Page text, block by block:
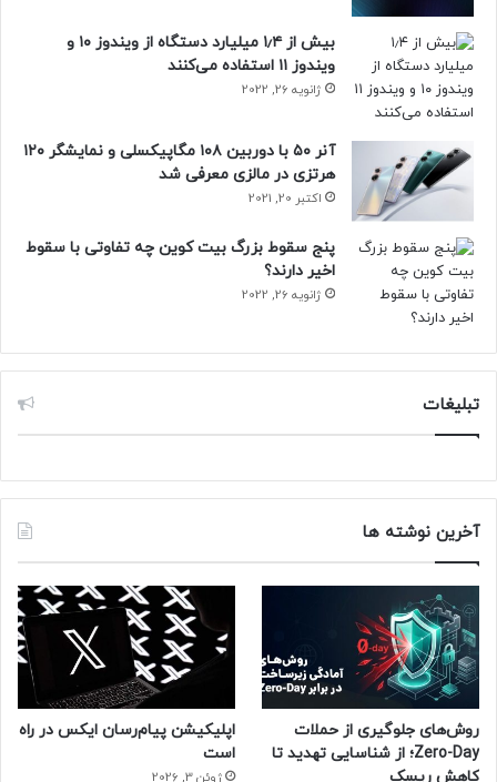
بیش از ۱٫۴ میلیارد دستگاه از ویندوز ۱۰ و
ویندوز ۱۱ استفاده می‌کنند
ژانویه 26, 2022
آنر ۵۰ با دوربین ۱۰۸ مگاپیکسلی و نمایشگر ۱۲۰
هرتزی در مالزی معرفی شد
اکتبر 20, 2021
پنج سقوط بزرگ بیت کوین چه تفاوتی با سقوط
اخیر دارند؟
ژانویه 26, 2022
تبلیغات
آخرین نوشته ها
روش‌های جلوگیری از حملات
Zero-Day؛ از شناسایی تهدید تا
کاهش ریسک
اپلیکیشن پیام‌رسان ایکس در راه
است
ژوئن 3, 2026